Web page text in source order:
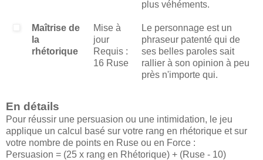
plus véhéments.
Maîtrise de
la
rhétorique
Mise à
jour
Requis :
16 Ruse
Le personnage est un
phraseur patenté qui de
ses belles paroles sait
rallier à son opinion à peu
près n'importe qui.
En détails
Pour réussir une persuasion ou une intimidation, le jeu
applique un calcul basé sur votre rang en rhétorique et sur
votre nombre de points en Ruse ou en Force :
Persuasion = (25 x rang en Rhétorique) + (Ruse - 10)